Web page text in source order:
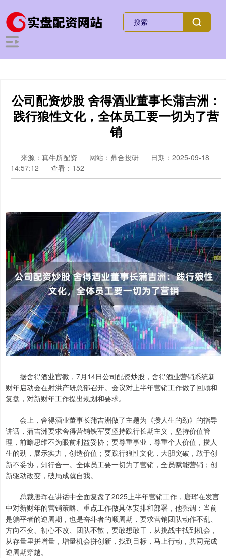
公司配资炒股 舍得酒业董事长蒲吉洲：
践行狼性文化，全体员工要一切为了营
销
来源：真牛所配资 网站：鼎合投研
日期：2025-09-18
14:57:12
查看：152
据舍得酒业官微，7月14日公司配资炒股，舍得酒业营销系统新
财年启动会在射洪产研总部召开。会议对上半年营销工作做了回顾和
复盘，对新财年工作提出规划和要求。
会上，舍得酒业董事长蒲吉洲做了主题为《攒人生的劲》的指导
讲话，蒲吉洲要求舍得营销铁军要坚持践行长期主义，坚持价值管
理，前瞻思维不为眼前利益妥协；要尊重事业，尊重个人价值，攒人
生的劲，展示实力，创造价值；要践行狼性文化，大胆突破，敢于创
新不妥协，知行合一。全体员工要一切为了营销，全员赋能营销；创
新驱动改变，破局成就自我。
总裁唐珲在讲话中全面复盘了2025上半年营销工作，唐珲在发言
中对新财年的营销策略、重点工作做具体安排和部署，他强调：当前
是躺平者的逆周期，也是奋斗者的顺周期，要求营销团队动作不乱、
方向不变、初心不改、团队不散，要敢想敢干，从挑战中找到机会，
从存量里拼增量，增量机会拼创新，找到目标，马上行动，共同完成
逆周期穿越。